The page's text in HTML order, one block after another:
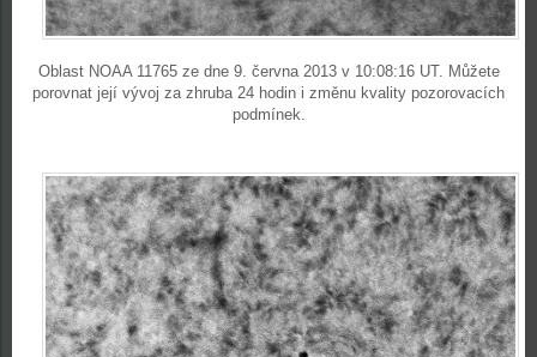
Oblast NOAA 11765 ze dne 9. června 2013 v 10:08:16 UT. Můžete
porovnat její vývoj za zhruba 24 hodin i změnu kvality pozorovacích
podmínek.